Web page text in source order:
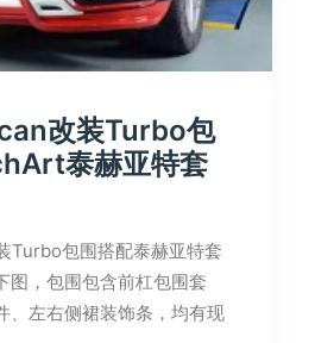
改装Turbo包
泰赫亚特套
Turbo包围搭配泰赫亚特套
图，包围包含前杠包围套
、左右侧裙装饰条，均有现